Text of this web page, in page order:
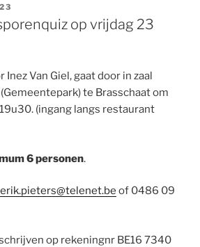
op vrijdag 23
Inez Van Giel, gaat door in zaal
te Brasschaat om
(ingang langs restaurant
6 personen.
of 0486 09
op rekeningnr BE16 7340